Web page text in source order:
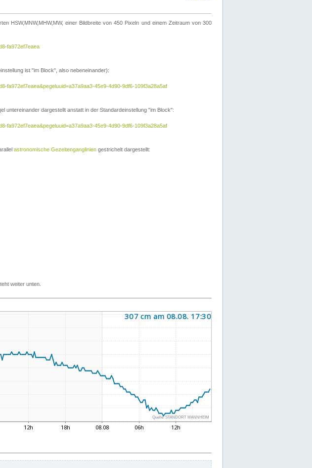
HSW,MNW,MHW,MW, einer Bildbreite von 450 Pixeln und einem Zeitraum von 300
fa972ef7eaea
ist "im Block", also nebeneinander):
fa972ef7eaea&pegeluuid=a37a9aa3-45e9-4d90-9df6-109f3a28a5af
untereinander dargestellt anstatt in der Standardeinstellung "im Block":
fa972ef7eaea&pegeluuid=a37a9aa3-45e9-4d90-9df6-109f3a28a5af
astronomische Gezeitenganglinien gestrichelt dargestellt:
weiter unten.